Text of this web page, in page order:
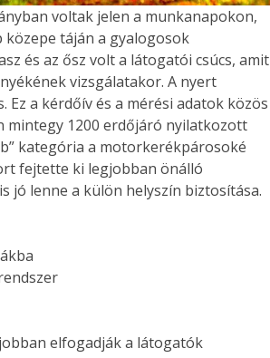
voltak jelen a munkanapokon,
közepe táján a gyalogosok
és az ősz volt a látogatói csúcs, amit
vizsgálatakor. A nyert
a kérdőív és a mérési adatok közös
mintegy 1200 erdőjáró nyilatkozott
kategória a motorkerékpárosoké
fejtette ki legjobban önálló
jó lenne a külön helyszín biztosítása.
elfogadják a látogatók